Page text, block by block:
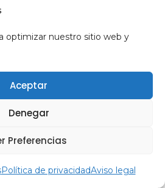
optimizar nuestro sitio web y
Aceptar
Denegar
Preferencias
Política de privacidadAviso legal
UU1NMET
que no hay ningún agente
vamos a levantarlo
UU1NMET